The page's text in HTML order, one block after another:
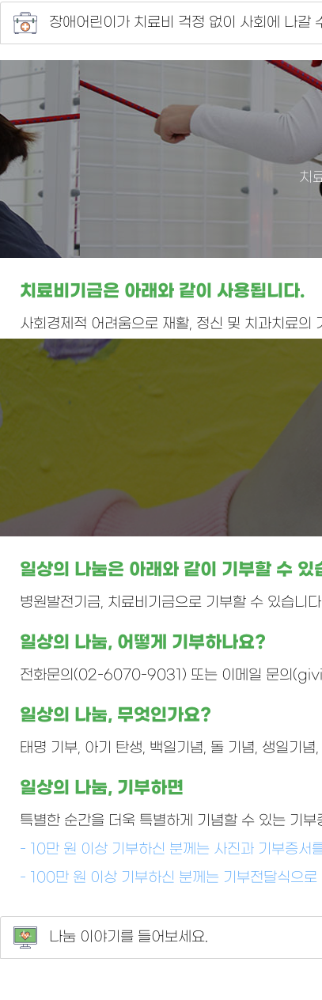
장애어린이가 치료비 걱정 없이 사회에 나갈
치
치료비기금은 아래와 같이 사용됩니다.
사회경제적 어려움으로 재활, 정신 및 치과치료의
일상의 나눔은 아래와 같이 기부할 수 있
병원발전기금, 치료비기금으로 기부할 수 있습니
일상의 나눔, 어떻게 기부하나요?
전화문의(02-6070-9031) 또는 이메일 문의
일상의 나눔, 무엇인가요?
태명 기부, 아기 탄생, 백일기념, 돌 기념, 생일기
일상의 나눔, 기부하면
특별한 순간을 더욱 특별하게 기념할 수 있는 기부
- 10만 원 이상 기부하신 분께는 사진과 기부증서
- 100만 원 이상 기부하신 분께는 기부전달식으
나눔 이야기를 들어보세요.